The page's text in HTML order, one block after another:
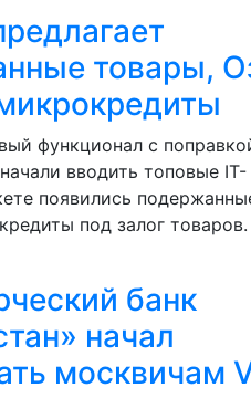
товары,
функционал с
вводить топовые IT-
появились
под залог товаров.
банк
начал
москвичам